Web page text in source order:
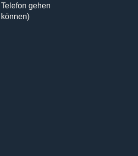
Telefon gehen
können)